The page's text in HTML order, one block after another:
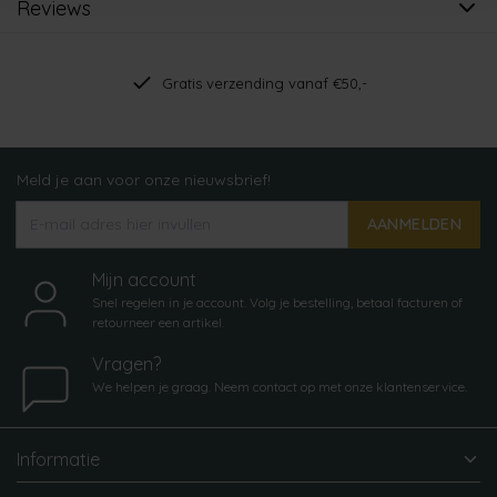
Reviews
Gratis verzending vanaf €50,-
Meld je aan voor onze nieuwsbrief!
AANMELDEN
Mijn account
Snel regelen in je account. Volg je bestelling, betaal facturen of
retourneer een artikel.
Vragen?
We helpen je graag. Neem contact op met onze klantenservice.
Informatie